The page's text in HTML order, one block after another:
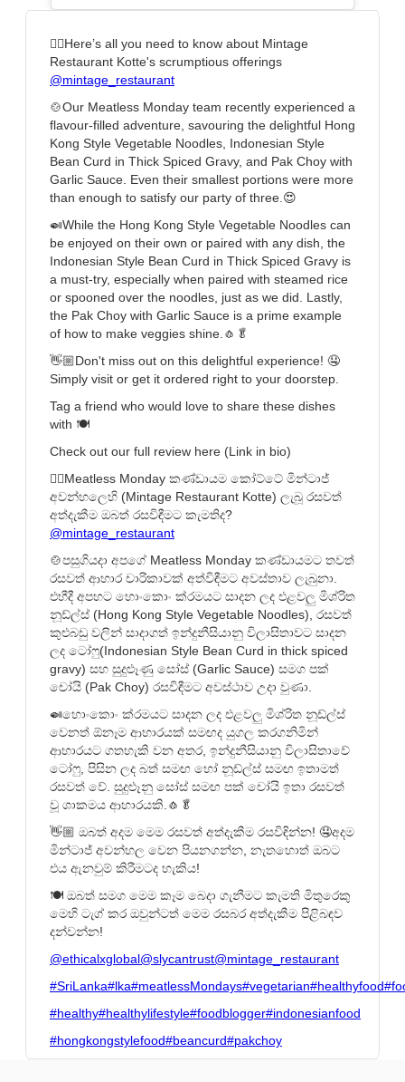
👇🏼Here’s all you need to know about Mintage
Restaurant Kotte's scrumptious offerings
@mintage_restaurant
🍲Our Meatless Monday team recently experienced a
flavour-filled adventure, savouring the delightful Hong
Kong Style Vegetable Noodles, Indonesian Style
Bean Curd in Thick Spiced Gravy, and Pak Choy with
Garlic Sauce. Even their smallest portions were more
than enough to satisfy our party of three.😍
🍛While the Hong Kong Style Vegetable Noodles can
be enjoyed on their own or paired with any dish, the
Indonesian Style Bean Curd in Thick Spiced Gravy is
a must-try, especially when paired with steamed rice
or spooned over the noodles, just as we did. Lastly,
the Pak Choy with Garlic Sauce is a prime example
of how to make veggies shine.🧄🥬
👋🏼Don't miss out on this delightful experience! 🤤
Simply visit or get it ordered right to your doorstep.
Tag a friend who would love to share these dishes
with 🍽️
Check out our full review here (Link in bio)
👇🏼Meatless Monday කණ්ඩායම කෝට්ටේ මින්ටාජ්
අවන්හලෙහි (Mintage Restaurant Kotte) ලැබූ රසවත්
අත්දැකීම ඔබත් රසවිඳීමට කැමතිද?
@mintage_restaurant
🍲පසුගියදා අපගේ Meatless Monday කණ්ඩායමට තවත්
රසවත් ආහාර චාරිකාවක් අත්විඳීමට අවස්තාව ලැබුනා.
එහීදී අපහට හොංකොං ක්රමයට සාදන ලද එළවලු මිශ්රිත
නූඩ්ල්ස් (Hong Kong Style Vegetable Noodles), රසවත්
කුළුබඩු වලින් සාදාගත් ඉන්දුනීසියානු විලාසිතාවට සාදන
ලද ටෝෆු(Indonesian Style Bean Curd in thick spiced
gravy) සහ සුදුළූණු සෝස් (Garlic Sauce) සමග පක්
චෝයි (Pak Choy) රසවිඳීමට අවස්ථාව උදා වුණා.
🍛හොංකොං ක්රමයට සාදන ලද එළවලු මිශ්රිත නූඩ්ල්ස්
වෙනත් ඕනෑම ආහාරයක් සමඟද යුගල කරගනිමින්
ආහාරයට ගතහැකි වන අතර, ඉන්දුනීසියානු විලාසිතාවේ
ටෝෆු, පිසින ලද බත් සමඟ හෝ නූඩ්ල්ස් සමඟ ඉතාමත්
රසවත් වේ. සුදුළූනු සෝස් සමඟ පක් චෝයි ඉතා රසවත්
වූ ශාකමය ආහාරයකි.🧄🥬
👋🏼 ඔබත් අදම මෙම රසවත් අත්දැකීම රසවිඳින්න! 🤤අදම
මින්ටාජ් අවන්හල වෙන පියනගන්න, නැතහොත් ඔබට
එය ඇනවුම් කිරීමටද හැකිය!
🍽️ ඔබත් සමග මෙම කෑම බෙදා ගැනීමට කැමති මිතුරෙකු
මෙහි ටැග් කර ඔවුන්ටත් මෙම රසබර අත්දැකීම පිළිබඳව
දන්වන්න!
@ethicalxglobal@slycantrust@mintage_restaurant
#SriLanka#lka#meatlessMondays#vegetarian#healthyfood
#healthy#healthylifestyle#foodblogger#indonesianfood
#hongkongstylefood#beancurd#pakchoy